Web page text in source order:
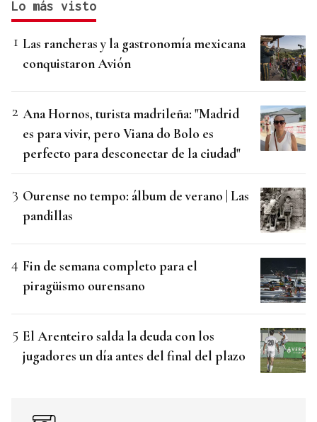
Lo más visto
Las rancheras y la gastronomía mexicana
conquistaron Avión
Ana Hornos, turista madrileña: "Madrid
es para vivir, pero Viana do Bolo es
perfecto para desconectar de la ciudad"
Ourense no tempo: álbum de verano | Las
pandillas
Fin de semana completo para el
piragüismo ourensano
El Arenteiro salda la deuda con los
jugadores un día antes del final del plazo